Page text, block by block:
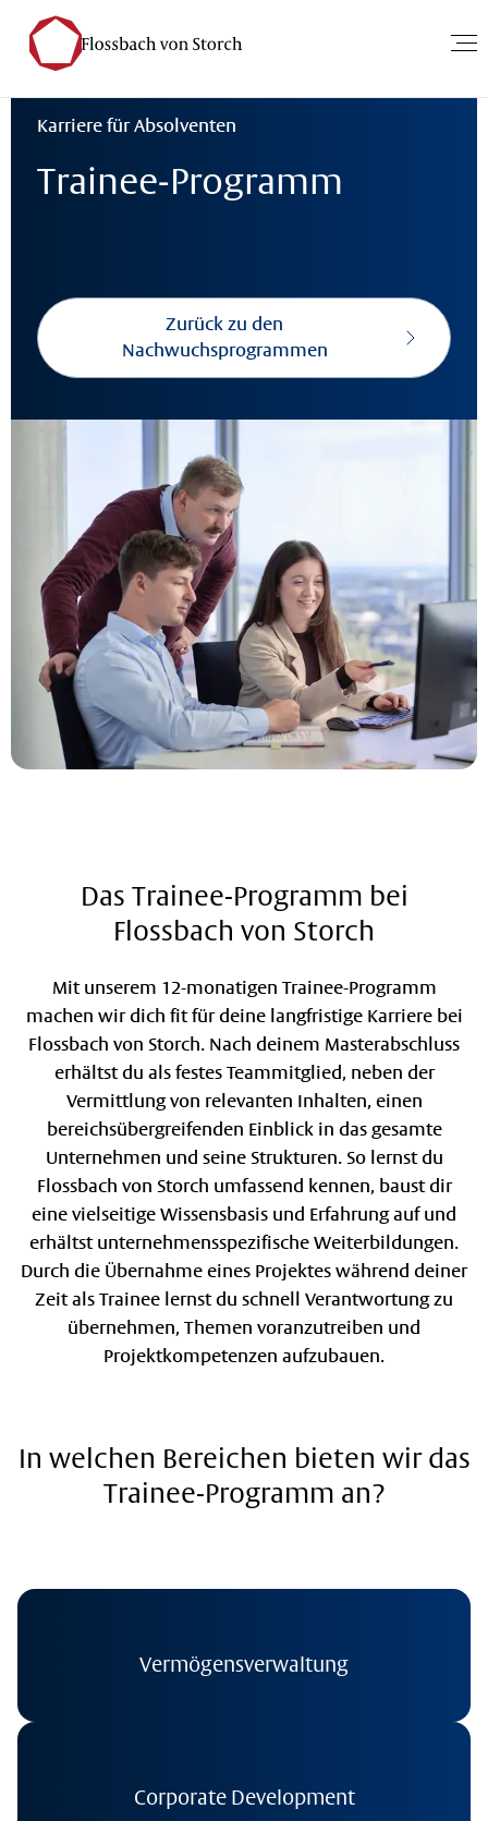
Startseite Über uns Karriere Trainee-
Karriere für Absolventen
Trainee-Programm
Zurück zu den
Nachwuchsprogrammen
Das Trainee-Programm bei
Flossbach von Storch
Mit unserem 12-monatigen Trainee-Programm
machen wir dich fit für deine langfristige Karriere bei
Flossbach von Storch. Nach deinem Masterabschluss
erhältst du als festes Teammitglied, neben der
Vermittlung von relevanten Inhalten, einen
bereichsübergreifenden Einblick in das gesamte
Unternehmen und seine Strukturen. So lernst du
Flossbach von Storch umfassend kennen, baust dir
eine vielseitige Wissensbasis und Erfahrung auf und
erhältst unternehmensspezifische Weiterbildungen.
Durch die Übernahme eines Projektes während deiner
Zeit als Trainee lernst du schnell Verantwortung zu
übernehmen, Themen voranzutreiben und
Projektkompetenzen aufzubauen.
In welchen Bereichen bieten wir das
Trainee-Programm an?
Vermögensverwaltung
Corporate Development